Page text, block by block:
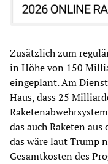
Zusätzlich zum
in Höhe von 150
eingeplant. Am
Haus, dass 25
das auch Raketen
das wäre laut Trump
Gesamtkosten des